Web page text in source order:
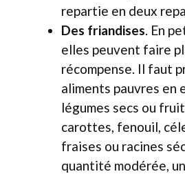
repartie en deux
Des friandises . En
elles peuvent faire
récompense. Il faut
aliments pauvres en
légumes secs ou
carottes, fenouil,
fraises ou racines
quantité modérée,